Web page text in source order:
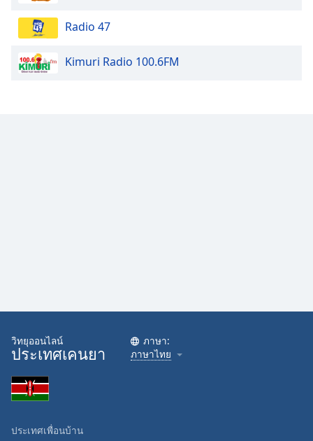
Radio 47
Kimuri Radio 100.6FM
วิทยุออนไลน์
ประเทศเคนยา
ภาษา:
ภาษาไทย
ประเทศเพื่อนบ้าน